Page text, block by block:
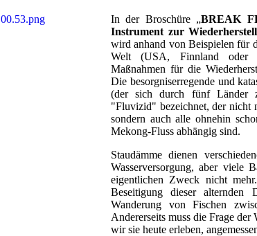
In der Broschüre „BREAK
Instrument zur
wird anhand von Beispielen für
Welt (USA, Finnland oder
Maßnahmen für die
Die besorgniserregende und
(der sich durch fünf Länder
"Fluvizid" bezeichnet, der nicht
sondern auch alle ohnehin
Mekong-Fluss abhängig sind.
Staudämme dienen
Wasserversorgung, aber viele
eigentlichen Zweck nicht
Beseitigung dieser
Wanderung von Fischen
Andererseits muss die Frage
wir sie heute erleben,